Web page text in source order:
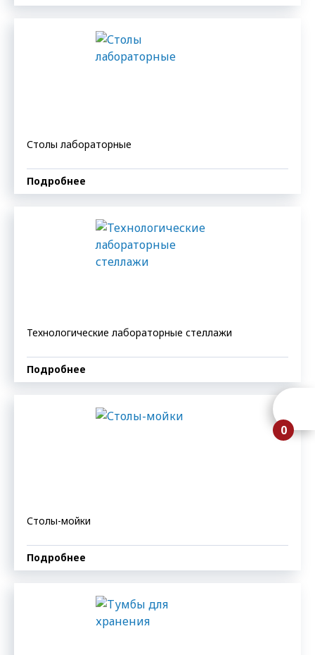
Столы лабораторные
Подробнее
Технологические лабораторные стеллажи
Подробнее
Столы-мойки
Подробнее
0